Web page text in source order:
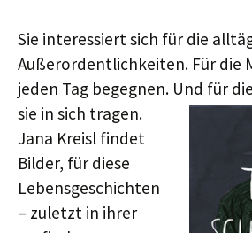
Sie interessiert sich für die
Außerordentlichkeiten. Für die
jeden Tag begegnen. Und für
sie in sich tragen.
Jana Kreisl findet
Bilder, für diese
Lebensgeschichten
– zuletzt in ihrer